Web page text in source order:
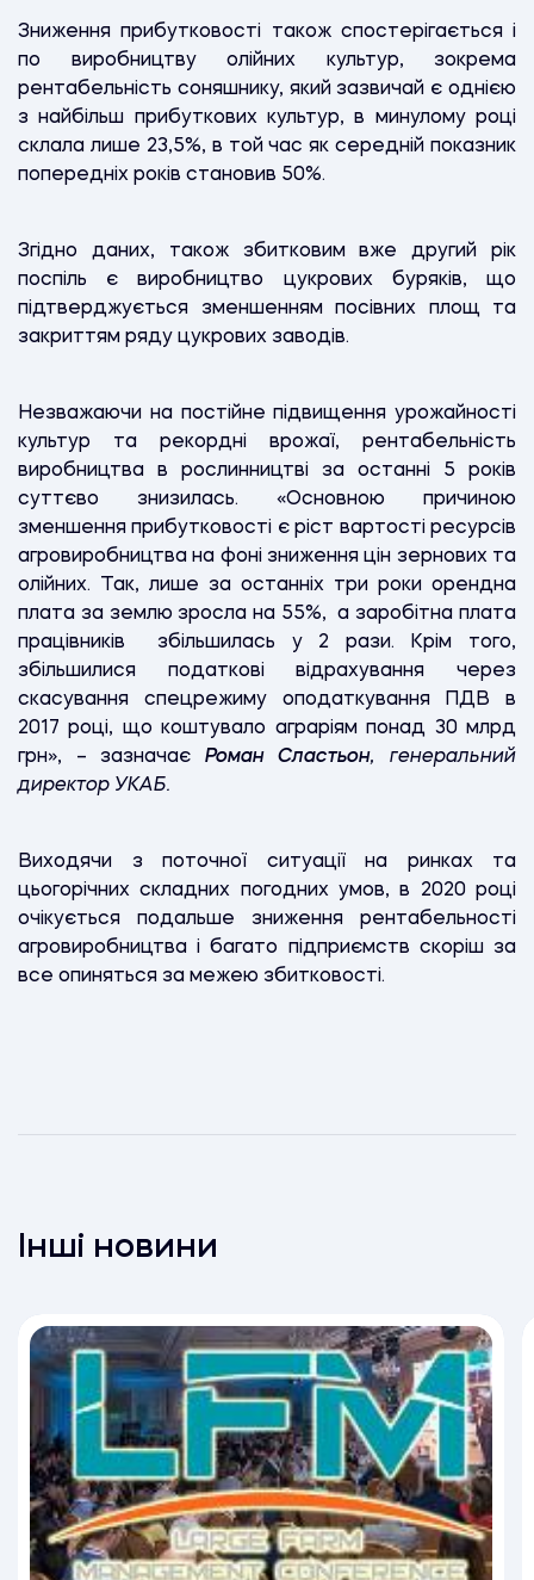
Зниження прибутковості також спостерігається і
по виробництву олійних культур, зокрема
рентабельність соняшнику, який зазвичай є однією
з найбільш прибуткових культур, в минулому році
склала лише 23,5%, в той час як середній показник
попередніх років становив 50%.
Згідно даних, також збитковим вже другий рік
поспіль є виробництво цукрових буряків, що
підтверджується зменшенням посівних площ та
закриттям ряду цукрових заводів.
Незважаючи на постійне підвищення урожайності
культур та рекордні врожаї, рентабельність
виробництва в рослинництві за останні 5 років
суттєво знизилась. «Основною причиною
зменшення прибутковості є ріст вартості ресурсів
агровиробництва на фоні зниження цін зернових та
олійних. Так, лише за останніх три роки орендна
плата за землю зросла на 55%, а заробітна плата
працівників збільшилась у 2 рази. Крім того,
збільшилися податкові відрахування через
скасування спецрежиму оподаткування ПДВ в
2017 році, що коштувало аграріям понад 30 млрд
грн», – зазначає Роман Сластьон, генеральний
директор УКАБ.
Виходячи з поточної ситуації на ринках та
цьогорічних складних погодних умов, в 2020 році
очікується подальше зниження рентабельності
агровиробництва і багато підприємств скоріш за
все опиняться за межею збитковості.
Інші новини